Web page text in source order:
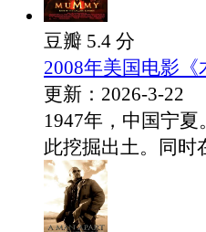
豆瓣 5.4 分
2008年美国电影
更新：2026-3-22
1947年，中国宁
此挖掘出土。同时